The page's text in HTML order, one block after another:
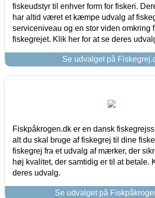
fiskeudstyr til enhver form for fiskeri.
har altid været et kæmpe udvalg af
serviceniveau og en stor viden omkring
fiskegrejet. Klik her for at se deres
Se udvalget på
Fiskpåkrogen.dk er en dansk
alt du skal bruge af fiskegrej til dine
fiskegrej fra et udvalg af mærker, der
høj kvalitet, der samtidig er til at betale.
deres udvalg.
Se udvalget på